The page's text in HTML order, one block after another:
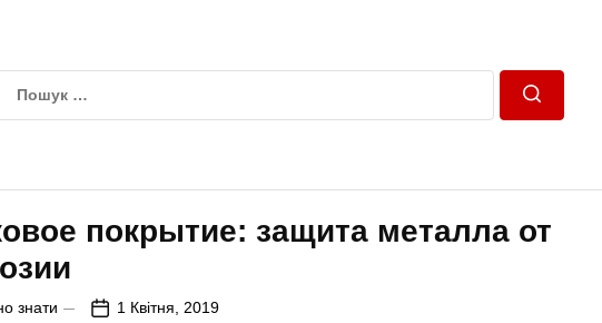
покрытие: защита металла от
знати 1 Квітня, 2019